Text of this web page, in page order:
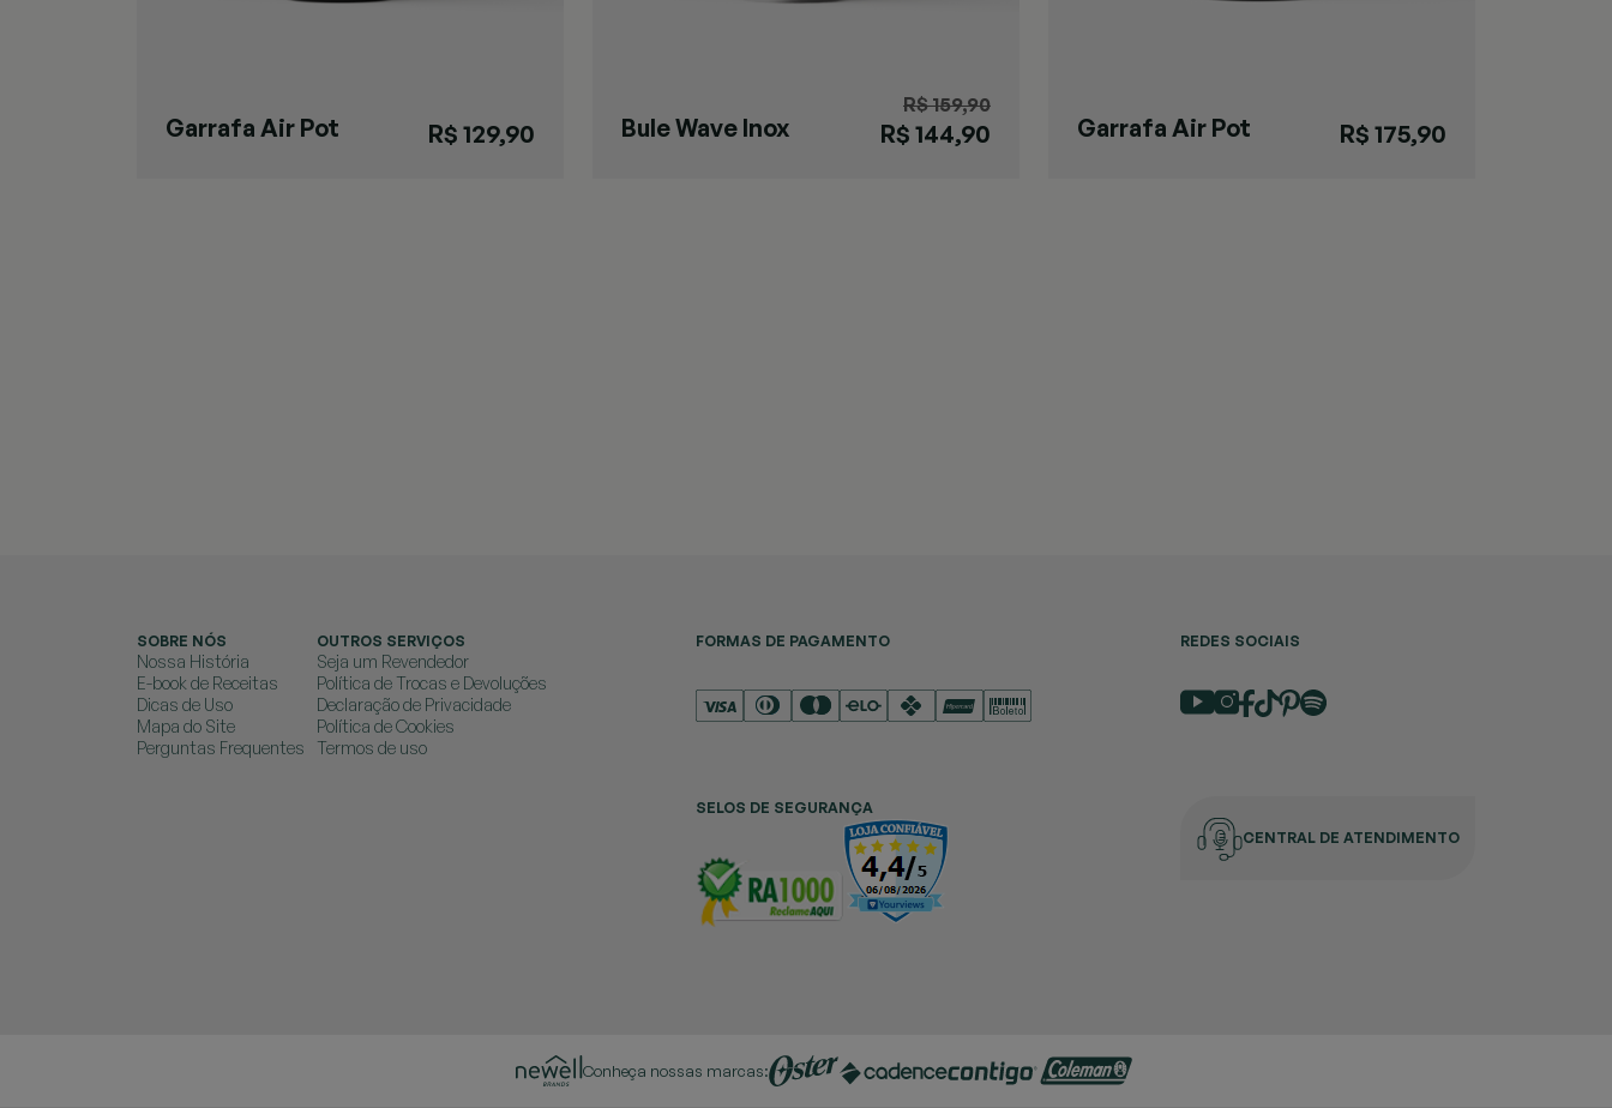
Garrafa Air Pot
R$ 129,90 Bule Wave Inox
R$ 159,90
R$ 144,90 Garrafa Air Pot R$ 175,90
SOBRE NÓS
Nossa História
E-book de Receitas
Dicas de Uso
Mapa do Site
Perguntas Frequentes
OUTROS SERVIÇOS
Seja um Revendedor
Política de Trocas e Devoluções
Declaração de Privacidade
Política de Cookies
Termos de uso
FORMAS DE PAGAMENTO
SELOS DE SEGURANÇA
REDES SOCIAIS
CENTRAL DE ATENDIMENTO
Conheça nossas marcas: